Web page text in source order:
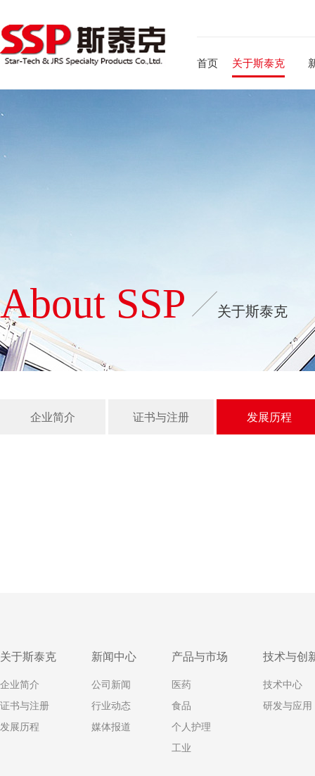
首页 关于斯泰克
About SSP 关于斯泰克
企业简介 证书与注册 发展历程
关于斯泰克
企业简介
证书与注册
发展历程
新闻中心
公司新闻
行业动态
媒体报道
产品与市场
医药
食品
个人护理
工业
技术与创
技术中心
研发与应用